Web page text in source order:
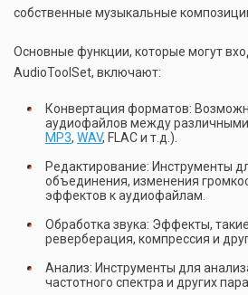
собственные музыкальные
Основные функции, которые могут
AudioToolSet, включают:
Конвертация форматов:
аудиофайлов между
MP3, WAV, FLAC и т.д.).
Редактирование: Инструменты
объединения, изменения
эффектов к аудиофайлам.
Обработка звука: Эффекты,
реверберация, компрессия и
Анализ: Инструменты для
частотного спектра и других